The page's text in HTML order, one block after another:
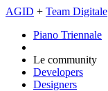
AGID + Team Digitale
Piano Triennale
Le community
Developers
Designers